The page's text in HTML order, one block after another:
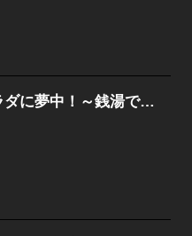
若旦那のカラダに夢中！～銭湯で恋しませんか【電子単行本版／限定特典まんが付き】